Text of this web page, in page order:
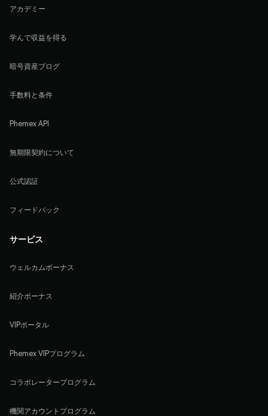
アカデミー
学んで収益を得る
暗号資産ブログ
手数料と条件
Phemex API
無期限契約について
公式認証
フィードバック
サービス
ウェルカムボーナス
紹介ボーナス
VIPポータル
Phemex VIPプログラム
コラボレータープログラム
機関アカウントプログラム